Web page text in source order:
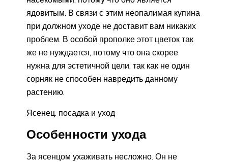
ядовитым. В связи с этим неопалимая купина
при должном уходе не доставит вам никаких
проблем. В особой прополке этот цветок так
же не нуждается, потому что она скорее
нужна для эстетичной цели, так как не один
сорняк не способен навредить данному
растению.
Ясенец: посадка и уход
Особенности ухода
За ясенцом ухаживать несложно. Он не